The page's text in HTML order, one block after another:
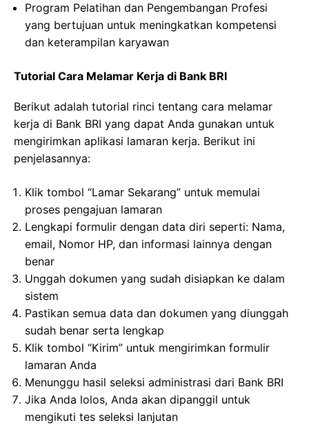
Program Pelatihan dan Pengembangan Profesi
yang bertujuan untuk meningkatkan kompetensi
dan keterampilan karyawan
Tutorial Cara Melamar Kerja di Bank BRI
Berikut adalah tutorial rinci tentang cara melamar
kerja di Bank BRI yang dapat Anda gunakan untuk
mengirimkan aplikasi lamaran kerja. Berikut ini
penjelasannya:
Klik tombol “Lamar Sekarang” untuk memulai
proses pengajuan lamaran
Lengkapi formulir dengan data diri seperti: Nama,
email, Nomor HP, dan informasi lainnya dengan
benar
Unggah dokumen yang sudah disiapkan ke dalam
sistem
Pastikan semua data dan dokumen yang diunggah
sudah benar serta lengkap
Klik tombol “Kirim” untuk mengirimkan formulir
lamaran Anda
Menunggu hasil seleksi administrasi dari Bank BRI
Jika Anda lolos, Anda akan dipanggil untuk
mengikuti tes seleksi lanjutan